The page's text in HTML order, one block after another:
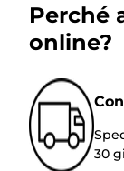
Perché
online?
30